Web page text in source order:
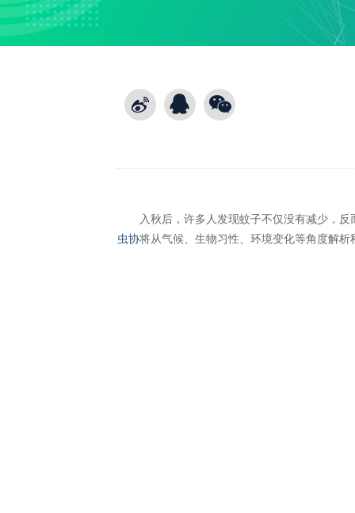
入秋后，许多人发现蚊子不仅没有减少，反
虫协将从气候、生物习性、环境变化等角度解